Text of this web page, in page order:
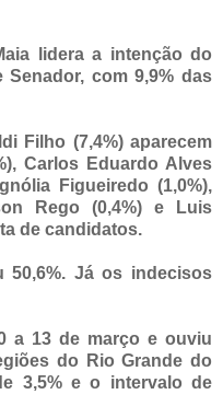
lidera a intenção do
com 9,9% das
Filho (7,4%) aparecem
Carlos Eduardo Alves
Figueiredo (1,0%),
Rego (0,4%) e Luis
de candidatos.
50,6%. Já os indecisos
a 13 de março e ouviu
do Rio Grande do
3,5% e o intervalo de